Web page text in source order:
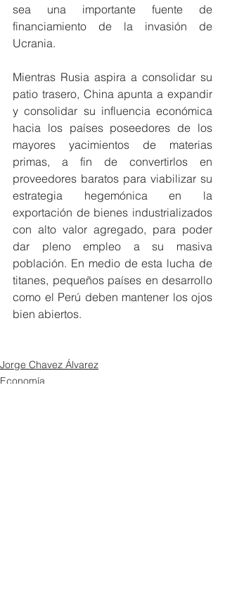
sea una importante fuente de
financiamiento de la invasión de
Ucrania.
Mientras Rusia aspira a consolidar su
patio trasero, China apunta a expandir
y consolidar su influencia económica
hacia los países poseedores de los
mayores yacimientos de materias
primas, a fin de convertirlos en
proveedores baratos para viabilizar su
estrategia hegemónica en la
exportación de bienes industrializados
con alto valor agregado, para poder
dar pleno empleo a su masiva
población. En medio de esta lucha de
titanes, pequeños países en desarrollo
como el Perú deben mantener los ojos
bien abiertos.
Jorge Chavez Álvarez
Economía